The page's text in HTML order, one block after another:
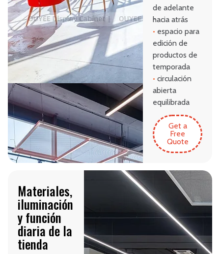
de adelante
hacia atrás
• espacio para
edición de
productos de
temporada
• circulación
abierta
equilibrada
Get a
Free
Quote
Materiales,
iluminación
y función
diaria de la
tienda